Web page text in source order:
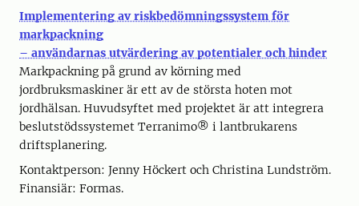
Implementering av riskbedömningssystem för
markpackning
– användarnas utvärdering av potentialer och hinder
Markpackning på grund av körning med
jordbruksmaskiner är ett av de största hoten mot
jordhälsan. Huvudsyftet med projektet är att integrera
beslutstödssystemet Terranimo® i lantbrukarens
driftsplanering.
Kontaktperson: Jenny Höckert och Christina Lundström.
Finansiär: Formas.